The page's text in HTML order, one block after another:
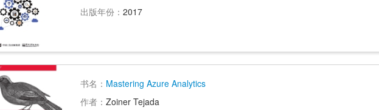
出版年份： 2017
书名： Mastering Azure Analytics
作者： Zoiner Tejada